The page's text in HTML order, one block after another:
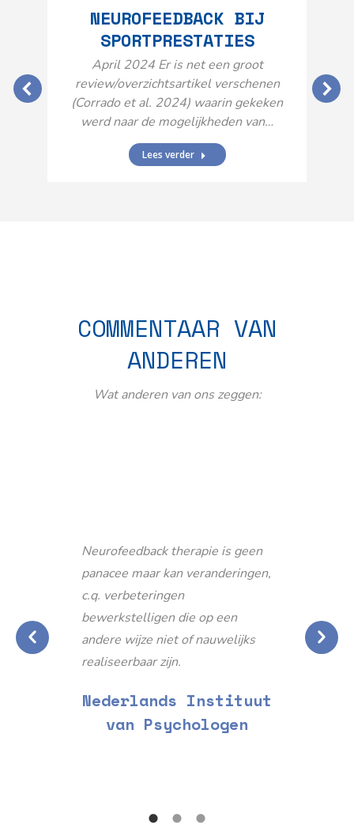
NEUROFEEDBACK BIJ
SPORTPRESTATIES
April 2024 Er is net een groot
review/overzichtsartikel verschenen
(Corrado et al. 2024) waarin gekeken
werd naar de mogelijkheden van…
Lees verder
COMMENTAAR VAN
ANDEREN
Wat anderen van ons zeggen:
Neurofeedback therapie is geen
panacee maar kan veranderingen,
c.q. verbeteringen
bewerkstelligen die op een
andere wijze niet of nauwelijks
realiseerbaar zijn.
Nederlands Instituut
van Psychologen